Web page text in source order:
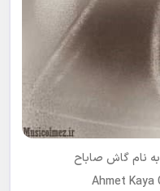
به نامگاش صاباح